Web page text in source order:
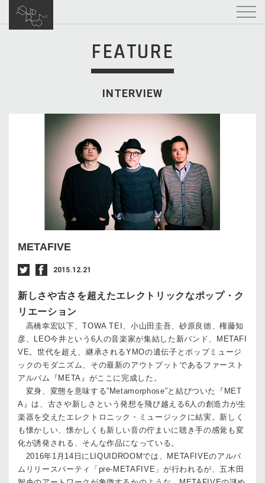
FEATURE
INTERVIEW
METAFIVE
2015.12.21
新しさや古さを超えたエレクトリックなポップ・ク
リエーション
高橋幸宏以下、TOWA TEI、小山田圭吾、砂原良徳、権藤知
彦、LEO今井という6人の音楽家が集結した新バンド、METAFI
VE。世代を超え、継承されるYMOの遺伝子とポップミュージ
ックのモダニズム、その最新のアウトプットであるファースト
アルバム『META』がここに完成した。
変身、変態を意味する”Metamorphose”と結びついた『MET
A』は、古さや新しさという発想を飛び越える6人の創造力が生
楽器を交えたエレクトロニック・ミュージックに結実。新しく
も懐かしい、懐かしくも新しい音の佇まいに聴き手の感覚も変
化が誘発される、そんな作品になっている。
2016年1月14日にLIQUIDROOMでは、METAFIVEのアルバ
ムリリースパーティ「pre-METAFIVE」が行われるが、五木田